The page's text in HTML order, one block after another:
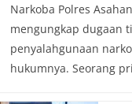
Narkoba Polres
mengungkap dugaan
penyalahgunaan
hukumnya. Seorang